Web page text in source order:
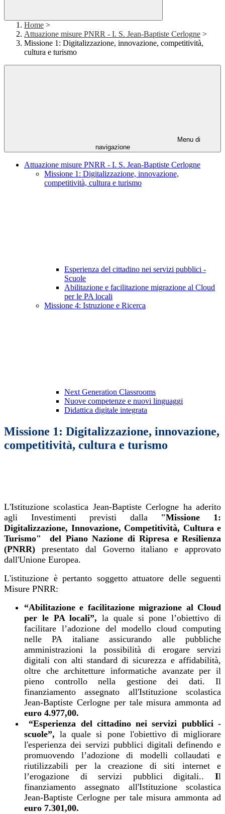
Home >
Attuazione misure PNRR - I. S. Jean-Baptiste Cerlogne >
Missione 1: Digitalizzazione, innovazione, competitività,
cultura e turismo
Menu di
navigazione
Attuazione misure PNRR - I. S. Jean-Baptiste Cerlogne
Missione 1: Digitalizzazione, innovazione,
competitività, cultura e turismo
Esperienza del cittadino nei servizi pubblici -
Scuole
Abilitazione e facilitazione migrazione al Cloud
per le PA locali
Missione 4: Istruzione e Ricerca
Next Generation Classrooms
Nuove competenze e nuovi linguaggi
Didattica digitale integrata
Missione 1: Digitalizzazione, innovazione,
competitività, cultura e turismo
L'Istituzione scolastica Jean-Baptiste Cerlogne ha aderito
agli Investimenti previsti dalla "Missione 1:
Digitalizzazione, Innovazione, Competitività, Cultura e
Turismo" del Piano Nazione di Ripresa e Resilienza
(PNRR) presentato dal Governo italiano e approvato
dall'Unione Europea.
L'istituzione è pertanto soggetto attuatore delle seguenti
Misure PNRR:
“Abilitazione e facilitazione migrazione al Cloud
per le PA locali”,la quale si pone l’obiettivo di
facilitare l’adozione del modello cloud computing
nelle PA italiane assicurando alle pubbliche
amministrazioni la possibilità di erogare servizi
digitali con alti standard di sicurezza e affidabilità,
oltre che architetture informatiche avanzate per il
pieno controllo nella gestione dei dati. Il
finanziamento assegnato all'Istituzione scolastica
Jean-Baptiste Cerlogne per tale misura ammonta ad
euro 4.977,00.
“Esperienza del cittadino nei servizi pubblici -
scuole”,la quale si pone l'obiettivo di migliorare
l'esperienza dei servizi pubblici digitali definendo e
promuovendo l’adozione di modelli collaudati e
riutilizzabili per la creazione di siti internet e
l’erogazione di servizi pubblici digitali.. Il
finanziamento assegnato all'Istituzione scolastica
Jean-Baptiste Cerlogne per tale misura ammonta ad
euro 7.301,00.